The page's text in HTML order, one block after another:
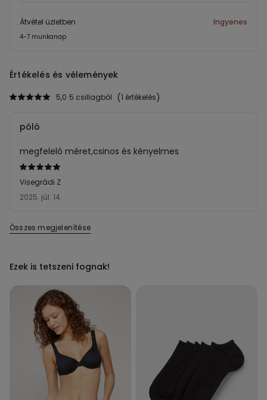
Átvétel üzletben Ingyenes
4-7 munkanap
Értékelés és vélemények
1 értékelés
5,0 5 csillagból
Értékelés:
5/5
2025. júl. 14.
Visegrádi Z
póló
megfelelő méret,csinos és kényelmes
Összes megjelenítése
Ezek is tetszeni fognak!